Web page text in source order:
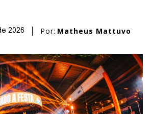
2026 Por: Matheus Mattuvo